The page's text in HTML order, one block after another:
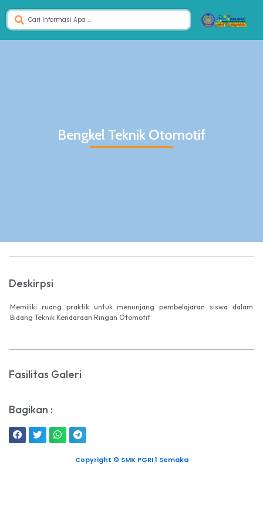
Bengkel Teknik Otomotif
Deskirpsi
Memiliki ruang praktik untuk menunjang pembelajaran siswa dalam
Bidang Teknik Kendaraan Ringan Otomotif
Fasilitas Galeri
Bagikan :
Copyright © SMK PGRI 1 Semaka